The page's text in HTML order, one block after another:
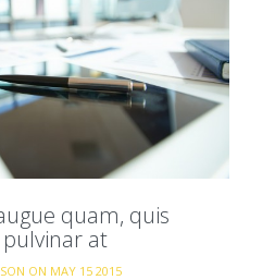
quam, quis
at
ON MAY 15 2015